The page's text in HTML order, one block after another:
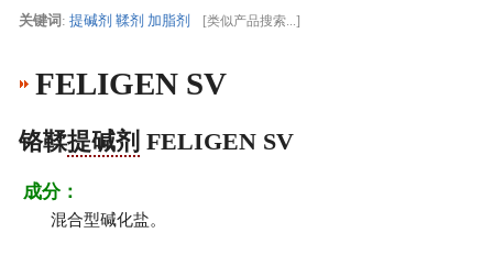
关键词 :提碱剂 鞣剂 加脂剂 [类似产品搜索...]
FELIGEN SV
铬鞣提碱剂 FELIGEN SV
成分：
混合型碱化盐。